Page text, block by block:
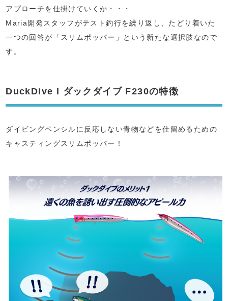
アプローチを仕掛けていくか・・・
Maria開発スタッフがテスト釣行を繰り返し、たどり着いた
一つの回答が「スリムポッパー」という新たな選択肢なので
す。
DuckDive l ダックダイブ F230の特徴
ダイビングペンシルに反応しない青物などを仕留めるための
キャスティングスリムポッパー！